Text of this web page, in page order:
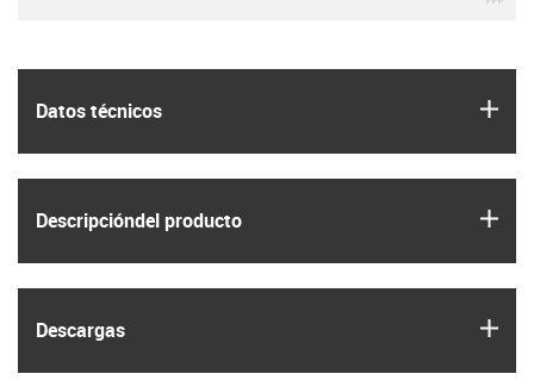
Datos técnicos
Descripción­del producto
Descargas